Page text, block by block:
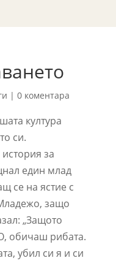
| 0 коментара
култура
си.
за
един млад
се на ястие с
защо
„Защото
обичаш рибата.
убил си я и си